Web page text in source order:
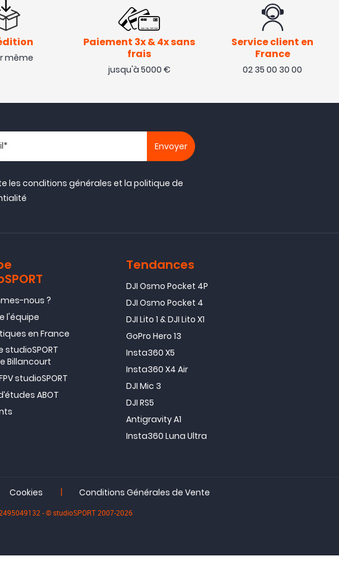
même
Paiement 3x & 4x sans
frais
jusqu'à 5000 €
Service client en
France
02 35 00 30 00
email
lesconditions générales et lapolitique de
nous ?
l'équipe
en France
studioSPORT
Billancourt
studioSPORT
ABOT
Tendances
DJI Osmo Pocket 4P
DJI Osmo Pocket 4
DJI Lito 1 & DJI Lito X1
GoPro Hero 13
Insta360 X5
Insta360 X4 Air
DJI Mic 3
DJI RS5
Antigravity A1
Insta360 Luna Ultra
Cookies | Conditions Générales de Vente
- © studioSPORT 2007-2026